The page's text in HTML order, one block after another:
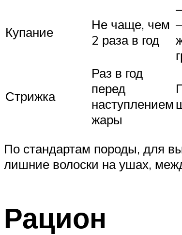
Купание
Не чаще, чем
2 раза в год
Стрижка
Раз в год
перед
наступлением
жары
По стандартам породы, для
лишние волоски на ушах,
Рацион